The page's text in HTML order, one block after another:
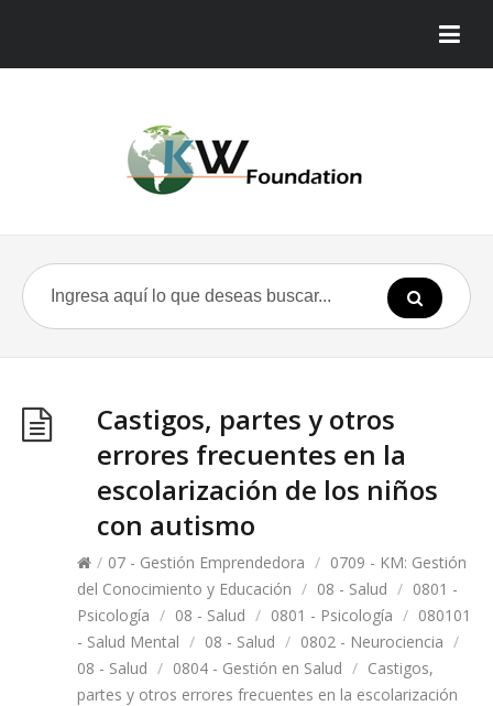
Castigos, partes y otros
errores frecuentes en la
escolarización de los niños
con autismo
/ 07 - Gestión Emprendedora / 0709 - KM: Gestión
del Conocimiento y Educación / 08 - Salud / 0801 -
Psicología / 08 - Salud / 0801 - Psicología / 080101
- Salud Mental / 08 - Salud / 0802 - Neurociencia /
08 - Salud / 0804 - Gestión en Salud / Castigos,
partes y otros errores frecuentes en la escolarización